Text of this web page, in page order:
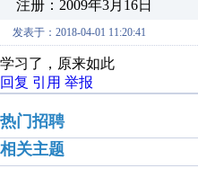
注册：2009年3月16日
发表于：2018-04-01 11:20:41
学习了，原来如此
回复 引用 举报
热门招聘
相关主题